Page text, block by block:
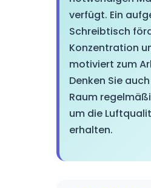
verfügt. Ein
Schreibtisch
Konzentration
motiviert zum
Denken Sie
Raum
um die
erhalten.